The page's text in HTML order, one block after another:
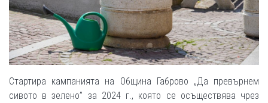
Стартира кампанията на Община Габрово „Да превърнем
сивото в зелено” за 2024 г., която се осъществява чрез